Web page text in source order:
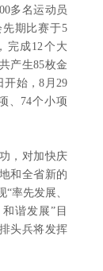
多名运动员
期比赛于5
完成12个大
产生85枚金
开始，8月29
、74个小项
，对加快庆
和全省新的
率先发展、
谐发展”目
头兵将发挥